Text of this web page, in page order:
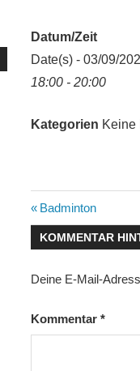
Datum/Zeit
Date(s) - 03/09/
18:00 - 20:00
Kategorien Keine
Vorheriger
Beitrag:
Badminton
KOMMENTAR
Deine E-Mail-
Kommentar*